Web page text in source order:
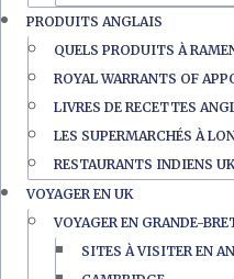
PRODUITS ANGLAIS
QUELS PRODUITS À
ROYAL WARRANTS OF
LIVRES DE RECETTES
LES SUPERMARCHÉS À
RESTAURANTS INDIENS UK
VOYAGER EN UK
VOYAGER EN GRANDE-
SITES À VISITER EN